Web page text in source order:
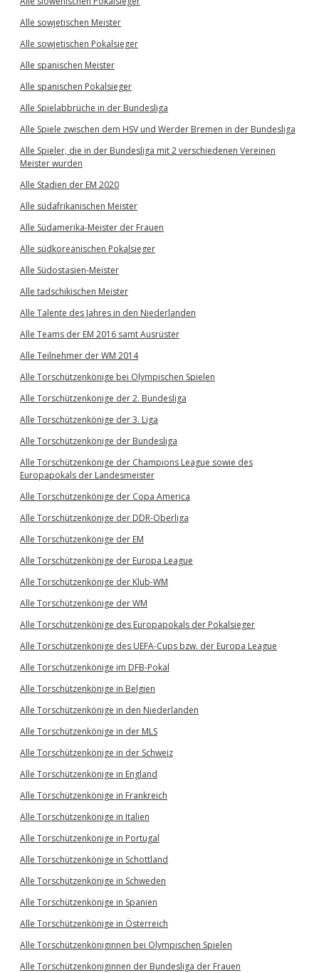
Alle sowjetischen Meister
Alle sowjetischen Pokalsieger
Alle spanischen Meister
Alle spanischen Pokalsieger
Alle Spielabbrüche in der Bundesliga
Alle Spiele zwischen dem HSV und Werder Bremen in der Bundesliga
Alle Spieler, die in der Bundesliga mit 2 verschiedenen Vereinen
Meister wurden
Alle Stadien der EM 2020
Alle südafrikanischen Meister
Alle Südamerika-Meister der Frauen
Alle südkoreanischen Pokalsieger
Alle Südostasien-Meister
Alle tadschikischen Meister
Alle Talente des Jahres in den Niederlanden
Alle Teams der EM 2016 samt Ausrüster
Alle Teilnehmer der WM 2014
Alle Torschützenkönige bei Olympischen Spielen
Alle Torschützenkönige der 2. Bundesliga
Alle Torschützenkönige der 3. Liga
Alle Torschützenkönige der Bundesliga
Alle Torschützenkönige der Champions League sowie des
Europapokals der Landesmeister
Alle Torschützenkönige der Copa America
Alle Torschützenkönige der DDR-Oberliga
Alle Torschützenkönige der EM
Alle Torschützenkönige der Europa League
Alle Torschützenkönige der Klub-WM
Alle Torschützenkönige der WM
Alle Torschützenkönige des Europapokals der Pokalsieger
Alle Torschützenkönige des UEFA-Cups bzw. der Europa League
Alle Torschützenkönige im DFB-Pokal
Alle Torschützenkönige in Belgien
Alle Torschützenkönige in den Niederlanden
Alle Torschützenkönige in der MLS
Alle Torschützenkönige in der Schweiz
Alle Torschützenkönige in England
Alle Torschützenkönige in Frankreich
Alle Torschützenkönige in Italien
Alle Torschützenkönige in Portugal
Alle Torschützenkönige in Schottland
Alle Torschützenkönige in Schweden
Alle Torschützenkönige in Spanien
Alle Torschützenkönige in Österreich
Alle Torschützenköniginnen bei Olympischen Spielen
Alle Torschützenköniginnen der Bundesliga der Frauen